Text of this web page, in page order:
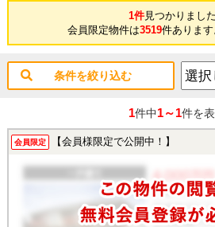
1件見つかりました
会員限定物件は3519件ありま
条件を絞り込む
1件中1～1件を
会員限定 【会員様限定で公開中！】